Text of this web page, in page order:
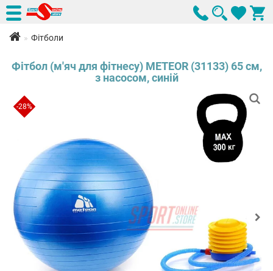
Фітболи
Фітбол (м'яч для фітнесу) METEOR (31133) 65 см,
з насосом, синій
-28%